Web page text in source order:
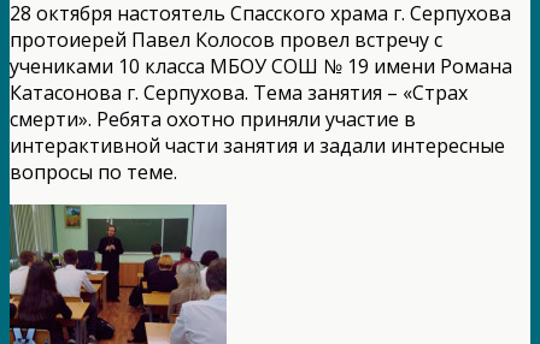
28 октября настоятель Спасского храма г. Серпухова
протоиерей Павел Колосов провел встречу с
учениками 10 класса МБОУ СОШ № 19 имени Романа
Катасонова г. Серпухова. Тема занятия – «Страх
смерти». Ребята охотно приняли участие в
интерактивной части занятия и задали интересные
вопросы по теме.